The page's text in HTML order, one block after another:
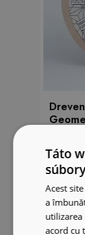
Táto
Acest
a
acord cu